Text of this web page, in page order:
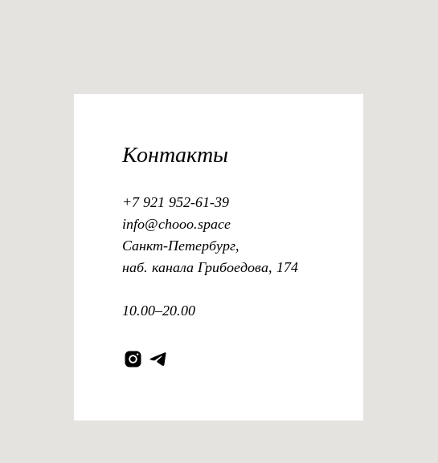
Контакты
+7 921 952-61-39
info@chooo.space
Санкт-Петербург,
наб. канала Грибоедова, 174
10.00–20.00